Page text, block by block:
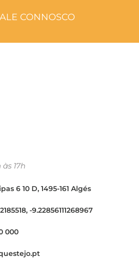
CONNOSCO
17h
6 10 D, 1495-161 Algés
-9.22856111268967
000